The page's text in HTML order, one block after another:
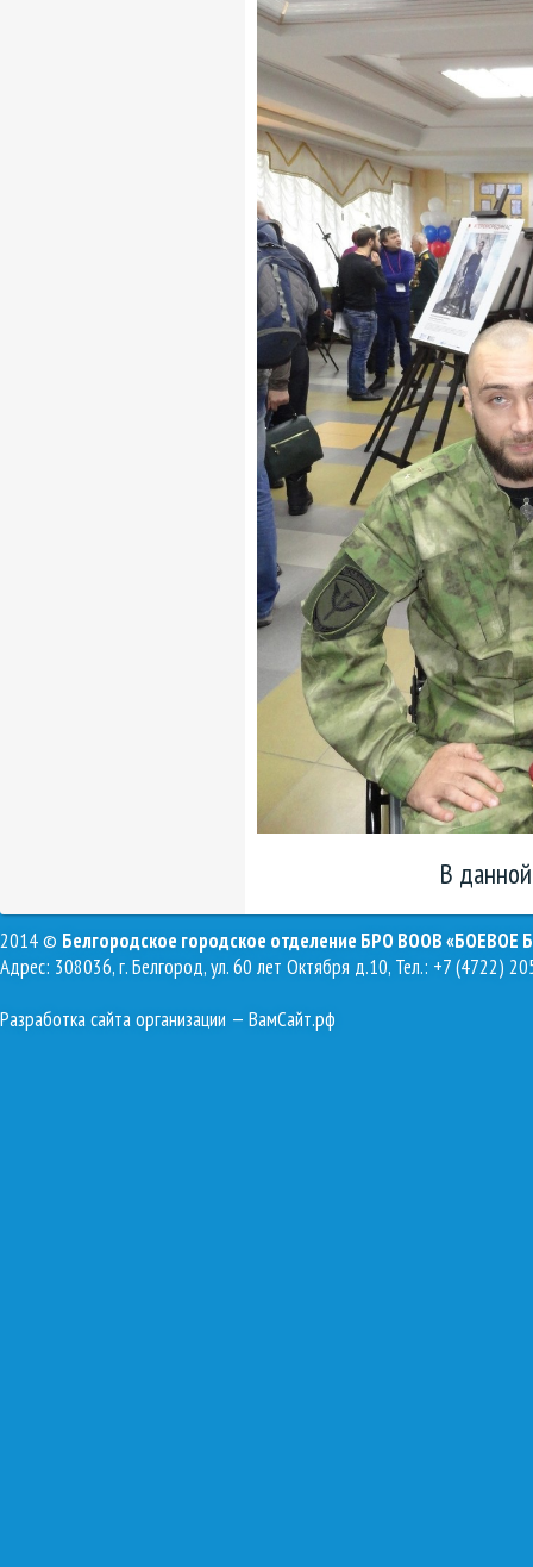
В
2014 © Белгородское городское отделение БРО ВООВ «БОЕВОЕ
Адрес: 308036, г. Белгород, ул. 60 лет Октября д.10, Тел.: +7 (4722)
Разработка сайта организации — ВамСайт.рф